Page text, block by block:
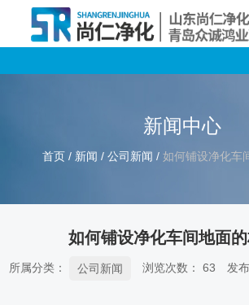
新闻中心
首页 / 新闻 / 公司新闻 / 如何铺设净化车
如何铺设净化车间地面的
所属分类： 公司新闻 浏览次数： 63 发